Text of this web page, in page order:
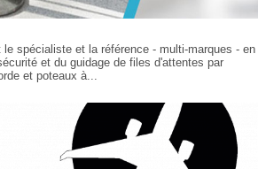
le spécialiste et la référence - multi-marques - en
et du guidage de files d'attentes par
et poteaux à...